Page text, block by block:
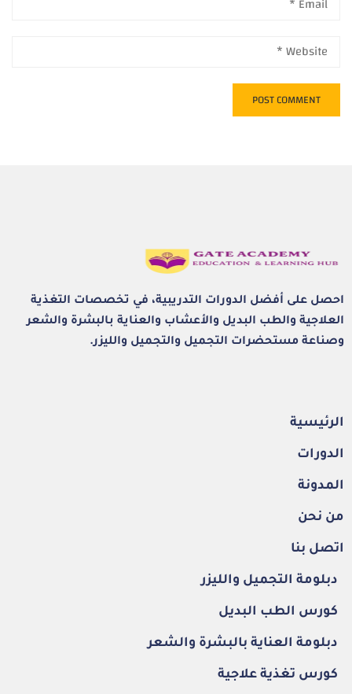
احصل على أفضل الدورات التدريبية، في تخصصات التغذية
العلاجية والطب البديل والأعشاب والعناية بالبشرة والشعر
وصناعة مستحضرات التجميل والتجميل والليزر.
الرئيسية
الدورات
المدونة
من نحن
اتصل بنا
دبلومة التجميل والليزر
كورس الطب البديل
دبلومة العناية بالبشرة والشعر
كورس تغذية علاجية